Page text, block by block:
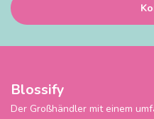
Blossify
Der Großhändler mit einem